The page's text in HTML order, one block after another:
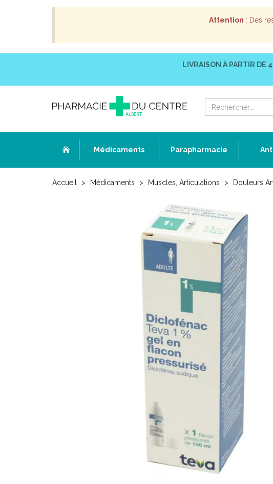
Attention : Des
LIVRAISON À PARTIR DE
Médicaments Parapharmacie
Accueil Médicaments Muscles, Articulations Douleurs